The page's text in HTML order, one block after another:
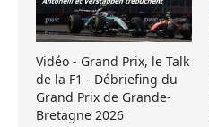
Vidéo - Grand Prix, le Talk
de la F1 - Débriefing du
Grand Prix de Grande-
Bretagne 2026